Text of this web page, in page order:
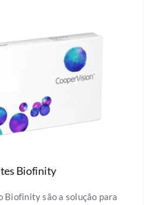
Biofinity
Biofinity são a solução para